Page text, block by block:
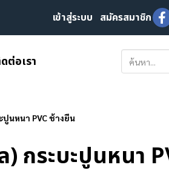
เข้าสู่ระบบ สมัครสมาชิก
ต่อเรา
นหนา PVC ช้างยืน
) กระบะปูนหนา